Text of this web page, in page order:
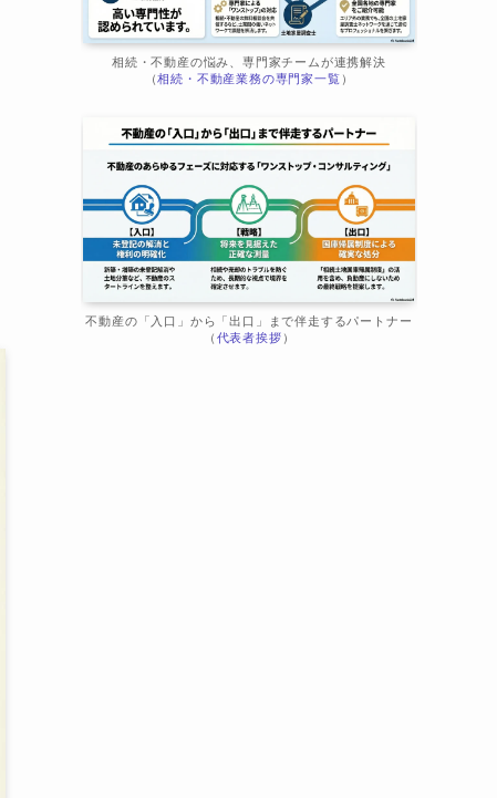
相続・不動産の悩み、専門家チームが連携解決
（相続・不動産業務の専門家一覧）
不動産の「入口」から「出口」まで伴走するパートナー
（代表者挨拶）